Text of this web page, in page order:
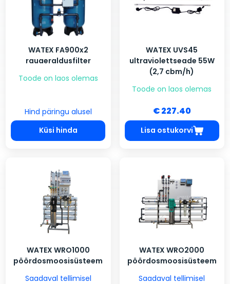
WATEX FA900x2
rauaeraldusfilter
Toode on laos olemas
Hind päringu alusel
Küsi hinda
WATEX UVS45
ultraviolettseade 55W
(2,7 cbm/h)
Toode on laos olemas
€ 227.40
Lisa ostukorvi
WATEX WRO1000
pöördosmoosisüsteem
Saadaval tellimisel
WATEX WRO2000
pöördosmoosisüsteem
Saadaval tellimisel